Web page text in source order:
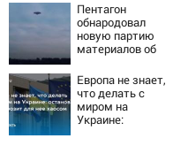
Пентагон
обнародовал
новую партию
материалов об
Вести.ru
Европа не знает,
что делать с
миром на
Украине: